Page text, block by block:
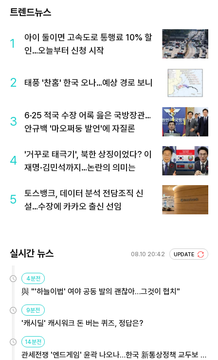
트렌드뉴스
1
아이 둘이면 고속도로 통행료 10% 할
인…오늘부터 신청 시작
2 태풍 '찬홈' 한국 오나…예상 경로 보니
3
6·25 적국 수장 어록 읊은 국방장관…
안규백 '마오쩌둥 발언'에 자질론
4
'거꾸로 태극기', 북한 상징이었다? 이
재명·김민석까지…논란의 의미는
5
토스뱅크, 데이터 분석 전담조직 신
설…수장에 카카오 출신 선임
실시간 뉴스 08.10 20:42 UPDATE
4분전
與 "'하늘이법' 여야 공동 발의 괜찮아…그것이 협치"
9분전
'캐시딜' 캐시워크 돈 버는 퀴즈, 정답은?
14분전
관세전쟁 '엔드게임' 윤곽 나오나…한국 新통상정책 교두보 활